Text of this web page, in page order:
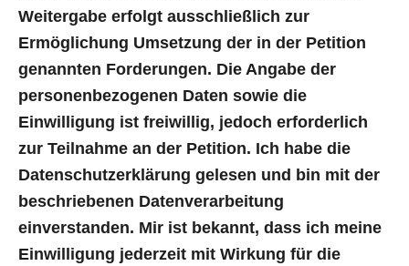
Weitergabe erfolgt ausschließlich zur
Ermöglichung Umsetzung der in der Petition
genannten Forderungen. Die Angabe der
personenbezogenen Daten sowie die
Einwilligung ist freiwillig, jedoch erforderlich
zur Teilnahme an der Petition. Ich habe die
Datenschutzerklärung gelesen und bin mit der
beschriebenen Datenverarbeitung
einverstanden. Mir ist bekannt, dass ich meine
Einwilligung jederzeit mit Wirkung für die